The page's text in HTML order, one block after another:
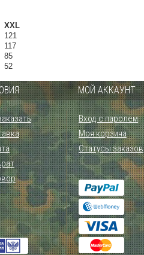
МОЙ АККАУНТ
Вход с паролем
Моя корзина
Статусы заказов